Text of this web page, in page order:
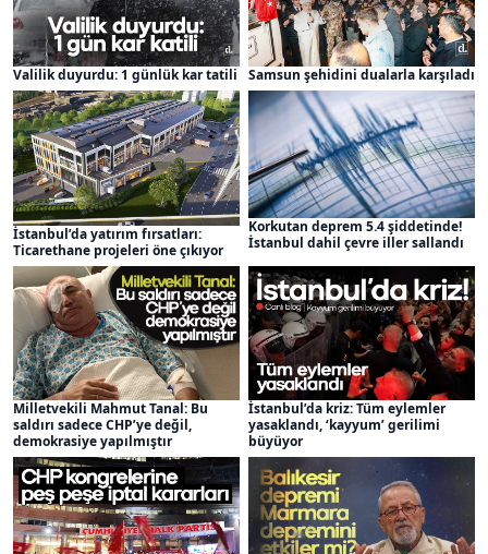
Valilik duyurdu: 1 günlük kar tatili Samsun şehidini dualarla karşıladı
İstanbul’da yatırım fırsatları:
Ticarethane projeleri öne çıkıyor
Korkutan deprem 5.4 şiddetinde!
İstanbul dahil çevre iller sallandı
Milletvekili Mahmut Tanal: Bu
saldırı sadece CHP’ye değil,
demokrasiye yapılmıştır
İstanbul’da kriz: Tüm eylemler
yasaklandı, ‘kayyum’ gerilimi
büyüyor